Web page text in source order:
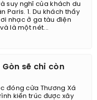
suy nghĩ của khách du
Paris. 1. Du khách thấy
nhạc ở ga tàu điện
là một nét...
sẽ chỉ còn
đóng cửa Thương Xá
kiến trúc được xây